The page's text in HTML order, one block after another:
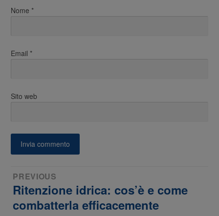
Nome*
Email*
Sito web
Navigazione
articoli
PREVIOUS
Previous
Ritenzione idrica: cos’è e come
combatterla efficacemente